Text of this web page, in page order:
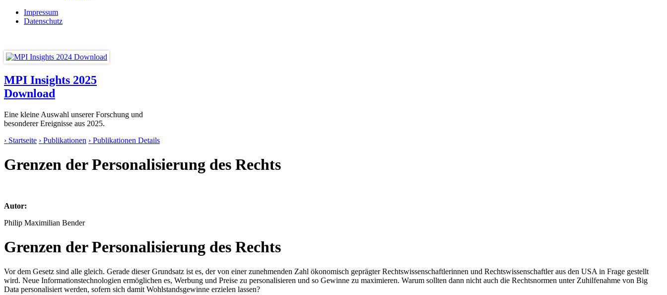
Impressum
Datenschutz
MPI Insights 2025
Download
Eine kleine Auswahl unserer Forschung und
besonderer Ereignisse aus 2025.
› Startseite › Publikationen › Publikationen Details
Grenzen der Personalisierung des Rechts
Autor:
Philip Maximilian Bender
Grenzen der Personalisierung des Rechts
Vor dem Gesetz sind alle gleich. Gerade dieser Grundsatz ist es, der von einer zunehmenden Zahl ökonomisch geprägter Rechtswissenschaftlerinnen und Rechtswissenschaftler aus den USA in Frage gestellt
wird. Neue Informationstechnologien ermöglichen es, Werbung und Preise zu personalisieren und so Gewinne zu maximieren. Warum sollten dann nicht auch die Rechtsnormen unter Zuhilfenahme von Big
Data personalisiert werden, sofern sich damit Wohlstandsgewinne erzielen lassen?